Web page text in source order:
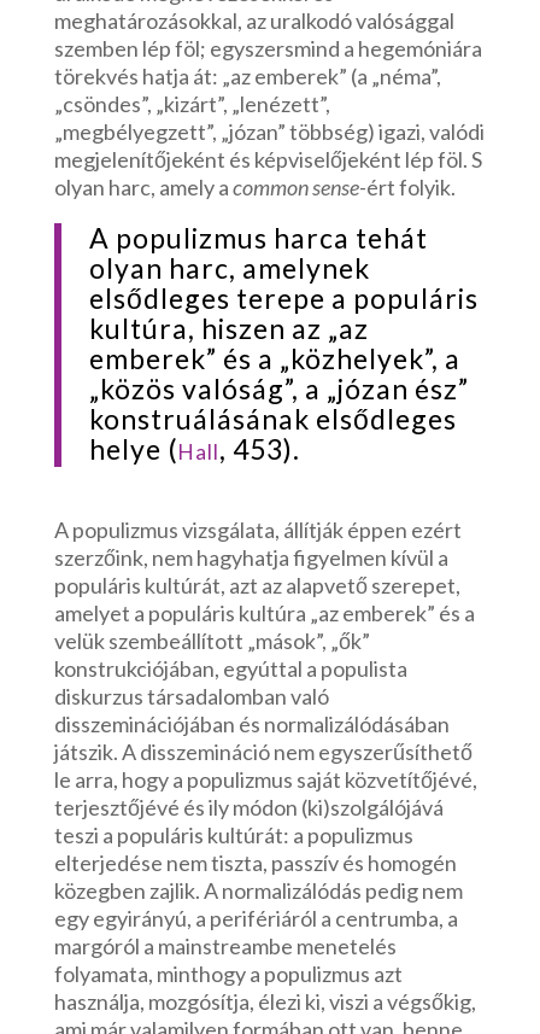
meghatározásokkal, az uralkodó valósággal
szemben lép föl; egyszersmind a hegemóniára
törekvés hatja át: „az emberek” (a „néma”,
„csöndes”, „kizárt”, „lenézett”,
„megbélyegzett”, „józan” többség) igazi, valódi
megjelenítőjeként és képviselőjeként lép föl. S
olyan harc, amely acommon sense-ért folyik.
A populizmus harca tehát
olyan harc, amelynek
elsődleges terepe a populáris
kultúra, hiszen az „az
emberek” és a „közhelyek”, a
„közös valóság”, a „józan ész”
konstruálásának elsődleges
helye (Hall, 453).
A populizmus vizsgálata, állítják éppen ezért
szerzőink, nem hagyhatja figyelmen kívül a
populáris kultúrát, azt az alapvető szerepet,
amelyet a populáris kultúra „az emberek” és a
velük szembeállított „mások”, „ők”
konstrukciójában, egyúttal a populista
diskurzus társadalomban való
disszeminációjában és normalizálódásában
játszik. A disszemináció nem egyszerűsíthető
le arra, hogy a populizmus saját közvetítőjévé,
terjesztőjévé és ily módon (ki)szolgálójává
teszi a populáris kultúrát: a populizmus
elterjedése nem tiszta, passzív és homogén
közegben zajlik. A normalizálódás pedig nem
egy egyirányú, a perifériáról a centrumba, a
margóról a mainstreambe menetelés
folyamata, minthogy a populizmus azt
használja, mozgósítja, élezi ki, viszi a végsőkig,
ami már valamilyen formában ott van, benne